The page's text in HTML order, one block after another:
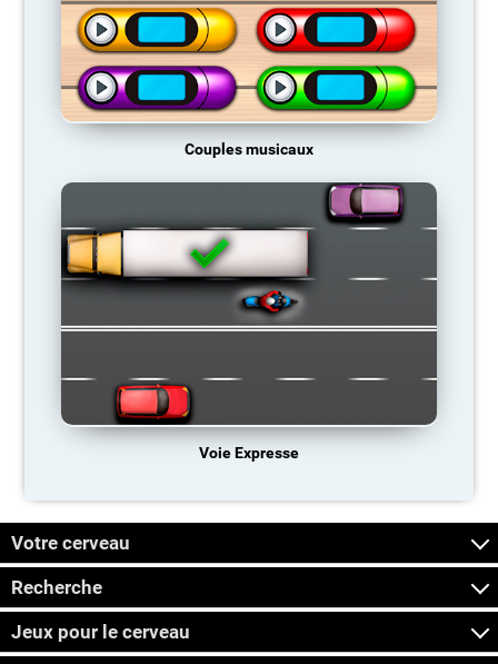
Couples musicaux
Voie Expresse
Votre cerveau
Recherche
Jeux pour le cerveau